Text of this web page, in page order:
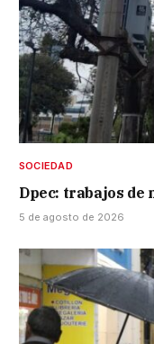
SOCIEDAD
Dpec: trabajos
5 de agosto de 2026